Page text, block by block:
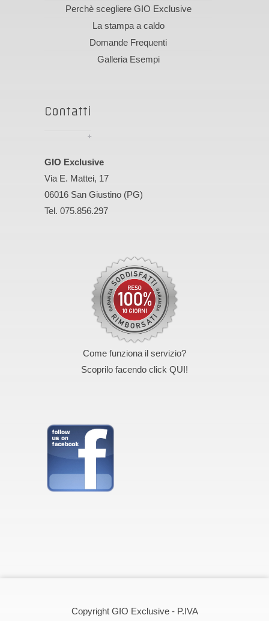
Perchè scegliere GIO Exclusive
La stampa a caldo
Domande Frequenti
Galleria Esempi
Contatti
GIO Exclusive
Via E. Mattei, 17
06016 San Giustino (PG)
Tel. 075.856.297
Come funziona il servizio?
Scoprilo facendo click QUI!
Copyright GIO Exclusive - P.IVA